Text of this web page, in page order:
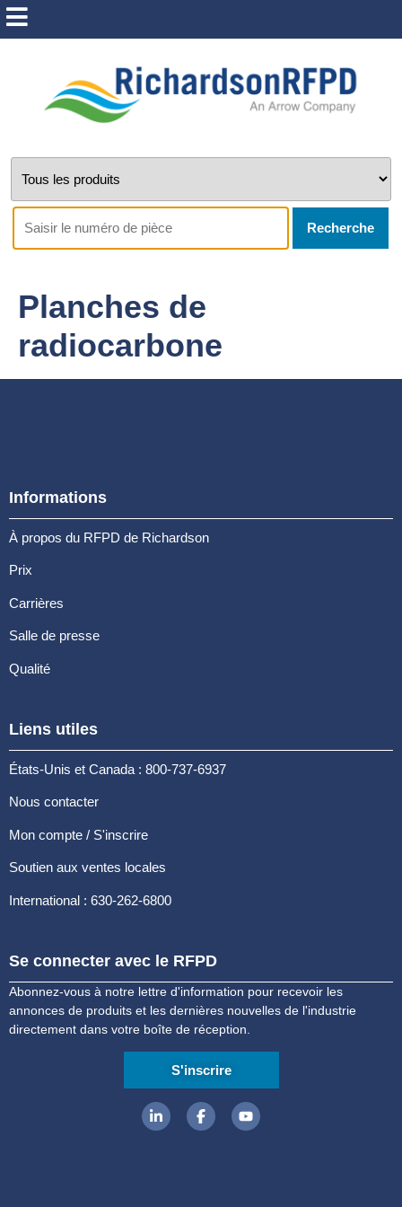
Recherche
Planches de
radiocarbone
Informations
À propos du RFPD de Richardson
Prix
Carrières
Salle de presse
Qualité
Liens utiles
États-Unis et Canada : 800-737-6937
Nous contacter
Mon compte / S'inscrire
Soutien aux ventes locales
International : 630-262-6800
Se connecter avec le RFPD
Abonnez-vous à notre lettre d'information pour recevoir les
annonces de produits et les dernières nouvelles de l'industrie
directement dans votre boîte de réception.
S'inscrire